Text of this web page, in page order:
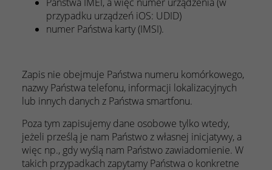
przypadku urządzeń iOS: UDID)
numer Państwa karty (IMSI).
Zapis nie obejmuje Państwa numeru komórkowego,
nazwy Państwa telefonu, informacji lokalizacyjnych
lub innych danych z Państwa smartfonu.
Poza tym zapisujemy dane osobowe tylko wtedy,
jeżeli prześlą je nam Państwo z własnej inicjatywy, a
więc np., gdy wyślą nam Państwo zawiadomienie. W
takich przypadkach zapytamy Państwa o konkretne